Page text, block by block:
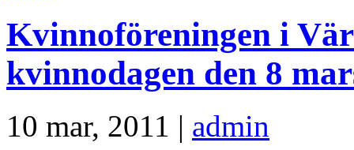
Kvinnoföreningen i
kvinnodagen den 8
10 mar, 2011 | admin